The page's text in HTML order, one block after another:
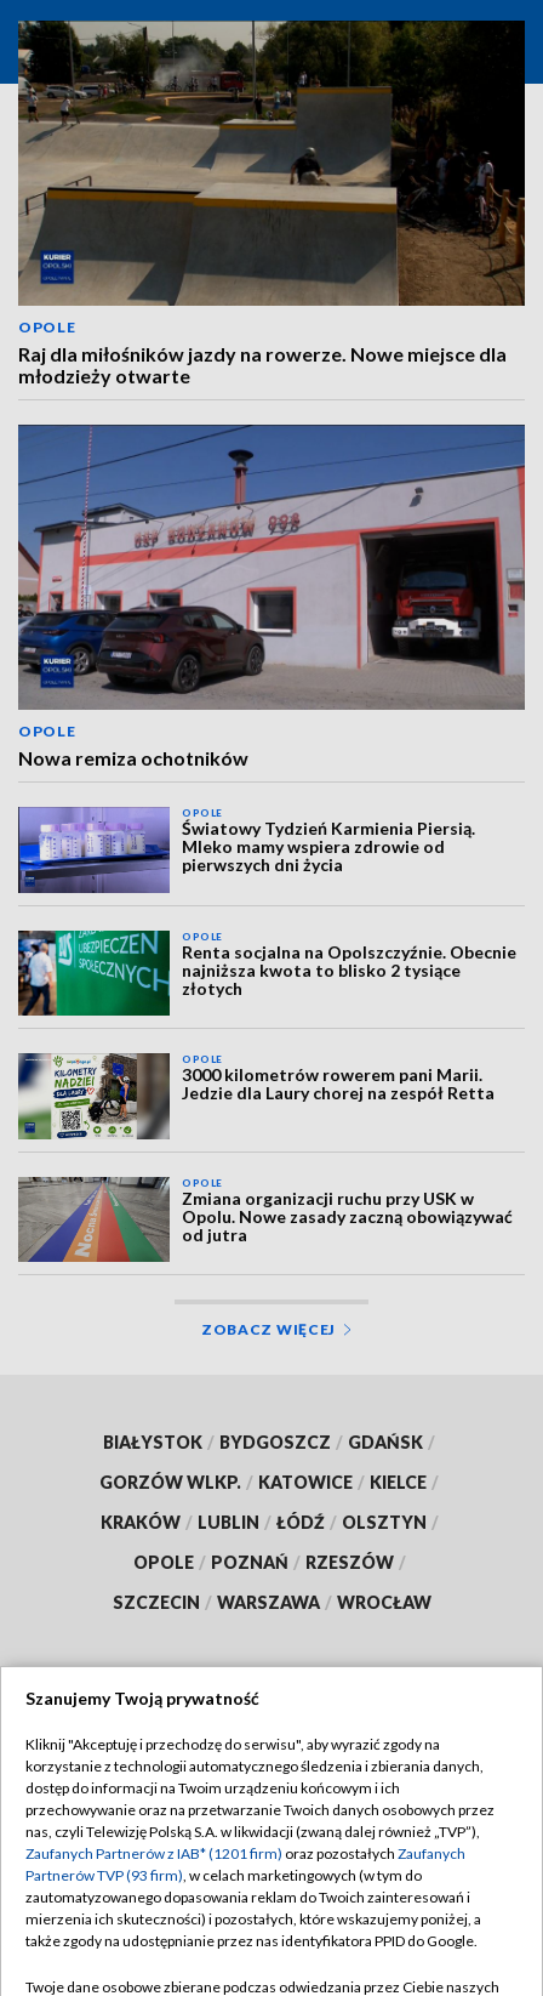
OPOLE
Raj dla miłośników jazdy na rowerze. Nowe miejsce dla
młodzieży otwarte
OPOLE
Nowa remiza ochotników
OPOLE
Światowy Tydzień Karmienia Piersią.
Mleko mamy wspiera zdrowie od
pierwszych dni życia
OPOLE
Renta socjalna na Opolszczyźnie. Obecnie
najniższa kwota to blisko 2 tysiące
złotych
OPOLE
3000 kilometrów rowerem pani Marii.
Jedzie dla Laury chorej na zespół Retta
OPOLE
Zmiana organizacji ruchu przy USK w
Opolu. Nowe zasady zaczną obowiązywać
od jutra
ZOBACZ WIĘCEJ
BIAŁYSTOK / BYDGOSZCZ / GDAŃSK /
GORZÓW WLKP. / KATOWICE / KIELCE /
KRAKÓW / LUBLIN / ŁÓDŹ / OLSZTYN /
OPOLE / POZNAŃ / RZESZÓW /
SZCZECIN / WARSZAWA / WROCŁAW
TVP
Abonament TVP
Emisja w TVP
Centrum informacji TVP
Naziemna Telewizja Cyfrowa
Regulamin TVP
Polityka prywatności
Moje zgody
Pomoc
Szanujemy Twoją prywatność
Kliknij "Akceptuję i przechodzę do serwisu", aby wyrazić zgody na
korzystanie z technologii automatycznego śledzenia i zbierania danych,
dostęp do informacji na Twoim urządzeniu końcowym i ich
przechowywanie oraz na przetwarzanie Twoich danych osobowych przez
nas, czyli Telewizję Polską S.A. w likwidacji (zwaną dalej również „TVP”),
Zaufanych Partnerów z IAB* (1201 firm) oraz pozostałych Zaufanych
Partnerów TVP (93 firm), w celach marketingowych (w tym do
zautomatyzowanego dopasowania reklam do Twoich zainteresowań i
mierzenia ich skuteczności) i pozostałych, które wskazujemy poniżej, a
także zgody na udostępnianie przez nas identyfikatora PPID do Google.
Twoje dane osobowe zbierane podczas odwiedzania przez Ciebie naszych